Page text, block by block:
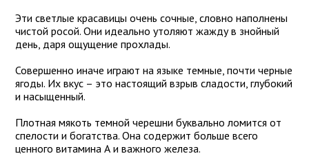
Эти светлые красавицы очень сочные, словно наполнены
чистой росой. Они идеально утоляют жажду в знойный
день, даря ощущение прохлады.
Совершенно иначе играют на языке темные, почти черные
ягоды. Их вкус – это настоящий взрыв сладости, глубокий
и насыщенный.
Плотная мякоть темной черешни буквально ломится от
спелости и богатства. Она содержит больше всего
ценного витамина А и важного железа.